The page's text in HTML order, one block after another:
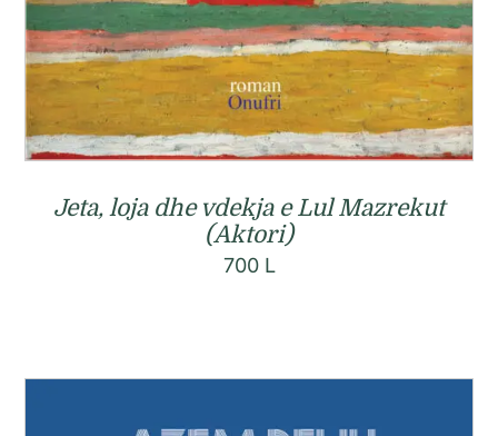
Jeta, loja dhe vdekja e Lul Mazrekut
(Aktori)
700 L